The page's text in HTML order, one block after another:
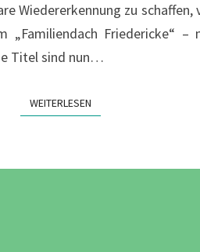
Wiedererkennung zu
„Familiendach Friedericke“
Titel sind nun…
WEITERLESEN